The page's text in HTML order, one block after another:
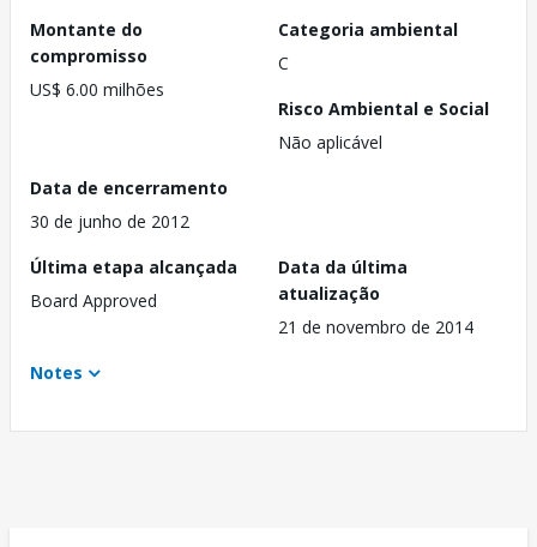
Montante do
compromisso
US$ 6.00 milhões
Categoria ambiental
C
Risco Ambiental e Social
Não aplicável
Data de encerramento
30 de junho de 2012
Última etapa alcançada
Board Approved
Data da última
atualização
21 de novembro de 2014
Notes